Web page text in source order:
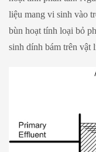
liệu mang vi sinh vào
bùn hoạt tính loại bỏ
sinh dính bám trên vật